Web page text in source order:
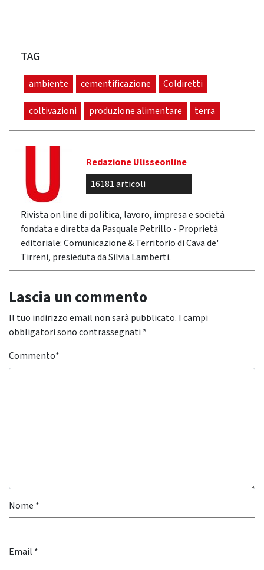
TAG
ambiente cementificazione Coldiretti
coltivazioni produzione alimentare terra
Redazione Ulisseonline
16181 articoli
Rivista on line di politica, lavoro, impresa e società
fondata e diretta da Pasquale Petrillo - Proprietà
editoriale: Comunicazione & Territorio di Cava de'
Tirreni, presieduta da Silvia Lamberti.
Lascia un commento
Il tuo indirizzo email non sarà pubblicato. I campi
obbligatori sono contrassegnati *
Commento*
Nome *
Email *